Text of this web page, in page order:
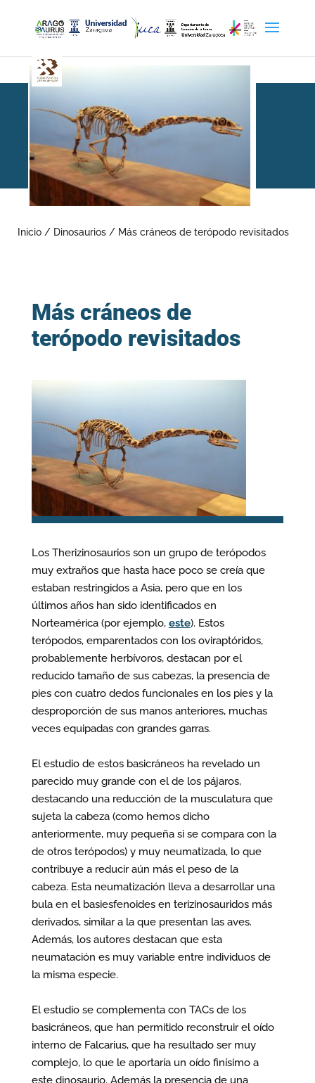
revisitados
Inicio / Dinosaurios / Más cráneos de terópodo revisitados
Más cráneos de
terópodo revisitados
Los Therizinosaurios son un grupo de terópodos
muy extraños que hasta hace poco se creía que
estaban restringidos a Asia, pero que en los
últimos años han sido identificados en
Norteamérica (por ejemplo, este). Estos
terópodos, emparentados con los oviraptóridos,
probablemente herbívoros, destacan por el
reducido tamaño de sus cabezas, la presencia de
pies con cuatro dedos funcionales en los pies y la
desproporción de sus manos anteriores, muchas
veces equipadas con grandes garras.
El estudio de estos basicráneos ha revelado un
parecido muy grande con el de los pájaros,
destacando una reducción de la musculatura que
sujeta la cabeza (como hemos dicho
anteriormente, muy pequeña si se compara con la
de otros terópodos) y muy neumatizada, lo que
contribuye a reducir aún más el peso de la
cabeza. Esta neumatización lleva a desarrollar una
bula en el basiesfenoides en terizinosauridos más
derivados, similar a la que presentan las aves.
Además, los autores destacan que esta
neumatación es muy variable entre individuos de
la misma especie.
El estudio se complementa con TACs de los
basicráneos, que han permitido reconstruir el oído
interno de Falcarius, que ha resultado ser muy
complejo, lo que le aportaría un oído finísimo a
este dinosaurio. Además la presencia de una